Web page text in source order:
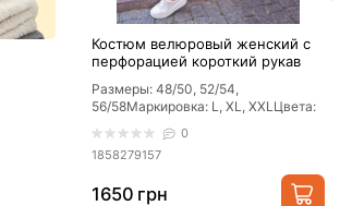
Костюм велюровый женский с
перфорацией короткий рукав
Размеры: 48/50, 52/54,
56/58Маркировка: L, XL, ХXLЦвета:
электрик, ..
0
1858279157
1650 грн